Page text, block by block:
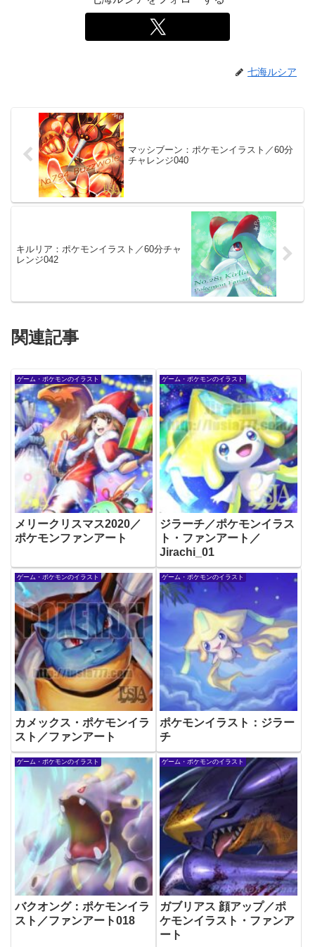
七海ルシア
マッシブーン：ポケモンイラスト／60分
チャレンジ040
キルリア：ポケモンイラスト／60分チャ
レンジ042
関連記事
ゲーム・ポケモンのイラスト
メリークリスマス2020／
ポケモンファンアート
ゲーム・ポケモンのイラスト
ジラーチ／ポケモンイラス
ト・ファンアート／
Jirachi_01
ゲーム・ポケモンのイラスト
カメックス・ポケモンイラ
スト／ファンアート
ゲーム・ポケモンのイラスト
ポケモンイラスト：ジラー
チ
ゲーム・ポケモンのイラスト
バクオング：ポケモンイラ
スト／ファンアート018
ゲーム・ポケモンのイラスト
ガブリアス 顔アップ／ポ
ケモンイラスト・ファンア
ート